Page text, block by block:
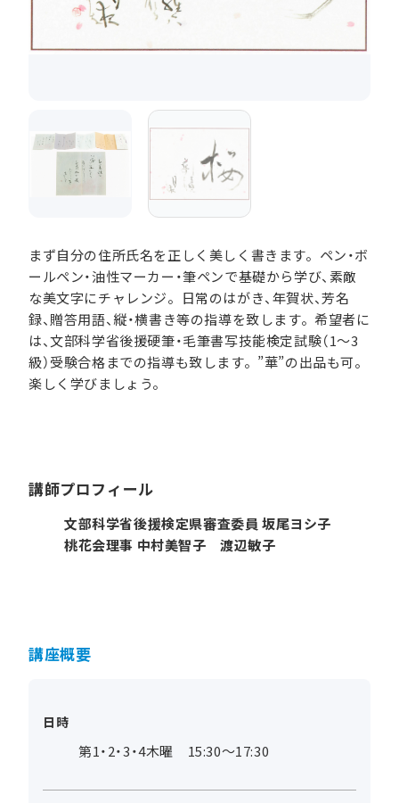
まず自分の住所氏名を正しく美しく書きます。ペン・ボ
ールペン・油性マーカー・筆ペンで基礎から学び、素敵
な美文字にチャレンジ。日常のはがき、年賀状、芳名
録、贈答用語、縦・横書き等の指導を致します。希望者に
は、文部科学省後援硬筆・毛筆書写技能検定試験（1～3
級）受験合格までの指導も致します。”華”の出品も可。
楽しく学びましょう。
講師プロフィール
文部科学省後援検定県審査委員 坂尾ヨシ子
桃花会理事 中村美智子 渡辺敏子
講座概要
日時
第1・2・3・4木曜 15:30～17:30